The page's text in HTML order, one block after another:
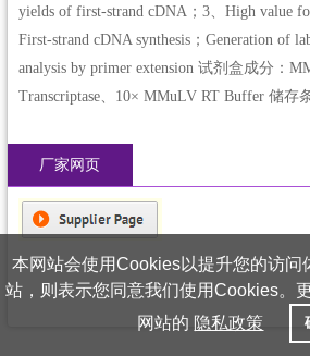
yields of first-strand cDNA；3、High value
First-strand cDNA synthesis；Generation of
analysis by primer extension 试剂盒成分：
Transcriptase、10× MMuLV RT Buffer 储存
厂家网页
本网站会使用Cookies以提升您的访问
站，则表示您同意我们使用Cookies。
网站的 隐私政策